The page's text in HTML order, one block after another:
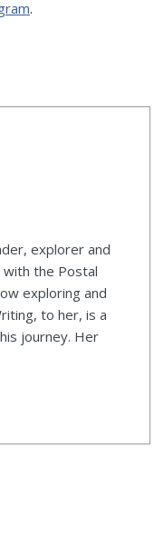
.
explorer and
the Postal
exploring and
to her, is a
journey. Her